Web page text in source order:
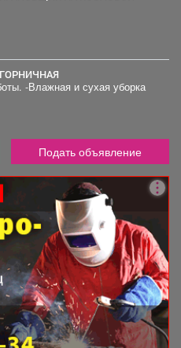
ГОРНИЧНАЯ
-Влажная и сухая уборка
Подать объявление